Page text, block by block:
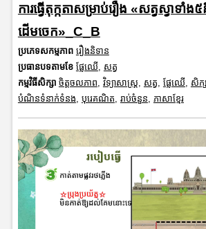
ការធ្វើតុក្កតាសម្រាប់រឿង «សត្វស្វាទាំង
ដើមចេក»_C_B
ប្រភេទសកម្មភាព រឿងនិទាន
ប្រធានបទតាមខែ ផ្លែឈើ
សត្វ
កម្មវិធីសិក្សា ចិត្តចលភាព វិទ្យាសាស្រ្ត សត្វ ផ្លែឈើ សិក្
បំណិនទំនាក់ទំនង បុរេគណិត រាប់ចំនួន ភាសាខ្មែរ